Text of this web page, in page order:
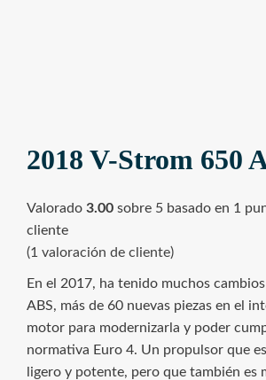
2018 V-Strom 650
Valorado 3.00 sobre 5 basado en 1
cliente
(1 valoración de cliente)
En el 2017, ha tenido muchos
ABS, más de 60 nuevas piezas en el
motor para modernizarla y poder
normativa Euro 4. Un propulsor que
ligero y potente, pero que también es